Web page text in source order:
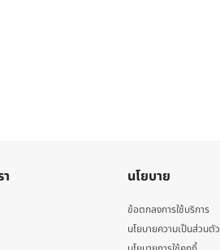
นโยบาย
ข้อตกลงการใช้บริการ
นโยบายความเป็นส่วนตัว